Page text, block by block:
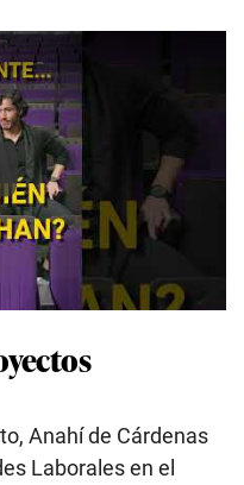
Anahí de Cárdenas
Laborales en el